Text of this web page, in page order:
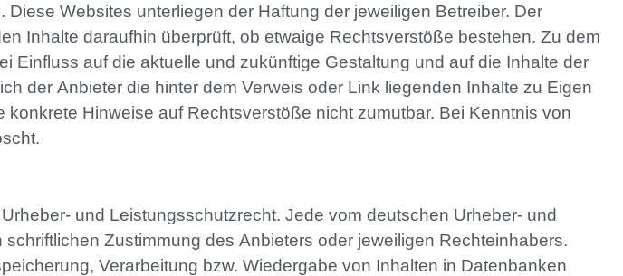
Websites unterliegen der Haftung der jeweiligen Betreiber. Der
Inhalte daraufhin überprüft, ob etwaige Rechtsverstöße bestehen. Zu dem
auf die aktuelle und zukünftige Gestaltung und auf die Inhalte der
der Anbieter die hinter dem Verweis oder Link liegenden Inhalte zu Eigen
Hinweise auf Rechtsverstöße nicht zumutbar. Bei Kenntnis von
und Leistungsschutzrecht. Jede vom deutschen Urheber- und
Zustimmung des Anbieters oder jeweiligen Rechteinhabers.
Verarbeitung bzw. Wiedergabe von Inhalten in Datenbanken